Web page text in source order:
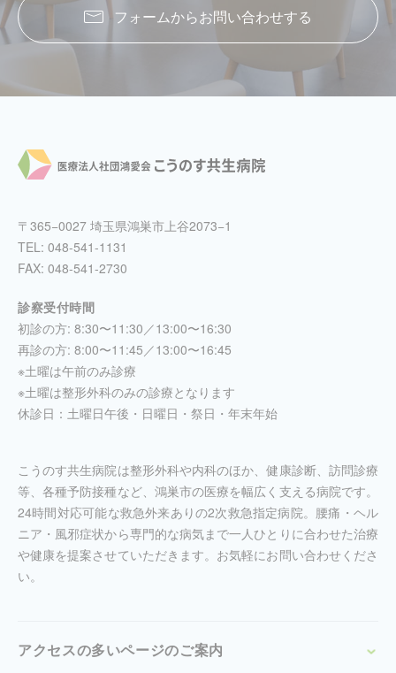
フォームからお問い合わせする
〒365−0027 埼玉県鴻巣市上谷2073−1
TEL: 048-541-1131
FAX: 048-541-2730
診察受付時間
初診の方: 8:30〜11:30／13:00〜16:30
再診の方: 8:00〜11:45／13:00〜16:45
※土曜は午前のみ診療
※土曜は整形外科のみの診療となります
休診日：土曜日午後・日曜日・祭日・年末年始
こうのす共生病院は整形外科や内科のほか、健康診断、訪問診療
等、各種予防接種など、鴻巣市の医療を幅広く支える病院です。
24時間対応可能な救急外来ありの2次救急指定病院。腰痛・ヘル
ニア・風邪症状から専門的な病気まで一人ひとりに合わせた治療
や健康を提案させていただきます。お気軽にお問い合わせくださ
い。
アクセスの多いページのご案内